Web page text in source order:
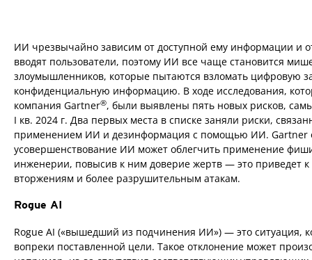
ИИ чрезвычайно зависим от доступной ему информации и
вводят пользователи, поэтому ИИ все чаще становится
злоумышленников, которые пытаются взломать цифровую
конфиденциальную информацию. В ходе исследования,
компания Gartner®, были выявлены пять новых рисков,
I кв. 2024 г. Два первых места в списке заняли риски,
применением ИИ и дезинформация с помощью ИИ. Gartner
усовершенствование ИИ может облегчить применение
инженерии, повысив к ним доверие жертв — это приведет
вторжениям и более разрушительным атакам.
Rogue AI
Rogue AI («вышедший из подчинения ИИ») — это ситуация,
вопреки поставленной цели. Такое отклонение может